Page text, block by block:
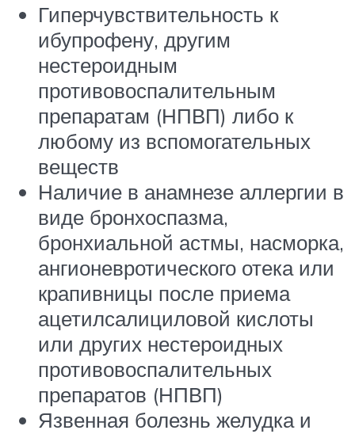
Гиперчувствительность к
ибупрофену, другим
нестероидным
противовоспалительным
препаратам (НПВП) либо к
любому из вспомогательных
веществ
Наличие в анамнезе аллергии в
виде бронхоспазма,
бронхиальной астмы, насморка,
ангионевротического отека или
крапивницы после приема
ацетилсалициловой кислоты
или других нестероидных
противовоспалительных
препаратов (НПВП)
Язвенная болезнь желудка и